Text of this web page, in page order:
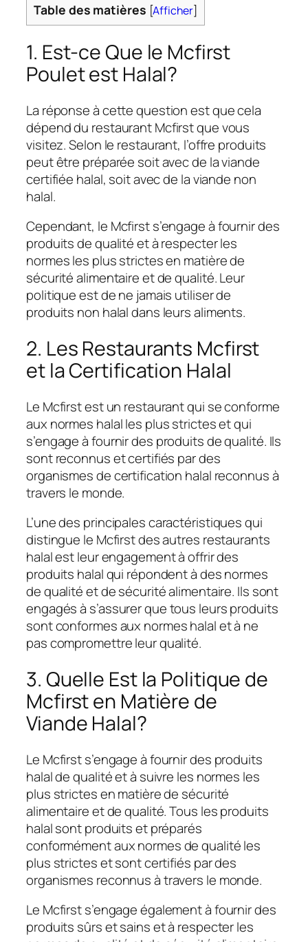
Table des matières [Afficher]
1. Est-ce Que le Mcfirst
Poulet est Halal?
La réponse à cette question est que cela
dépend du restaurant Mcfirst que vous
visitez. Selon le restaurant, l’offre produits
peut être préparée soit avec de la viande
certifiée halal, soit avec de la viande non
halal.
Cependant, le Mcfirst s’engage à fournir des
produits de qualité et à respecter les
normes les plus strictes en matière de
sécurité alimentaire et de qualité. Leur
politique est de ne jamais utiliser de
produits non halal dans leurs aliments.
2. Les Restaurants Mcfirst
et la Certification Halal
Le Mcfirst est un restaurant qui se conforme
aux normes halal les plus strictes et qui
s’engage à fournir des produits de qualité. Ils
sont reconnus et certifiés par des
organismes de certification halal reconnus à
travers le monde.
L’une des principales caractéristiques qui
distingue le Mcfirst des autres restaurants
halal est leur engagement à offrir des
produits halal qui répondent à des normes
de qualité et de sécurité alimentaire. Ils sont
engagés à s’assurer que tous leurs produits
sont conformes aux normes halal et à ne
pas compromettre leur qualité.
3. Quelle Est la Politique de
Mcfirst en Matière de
Viande Halal?
Le Mcfirst s’engage à fournir des produits
halal de qualité et à suivre les normes les
plus strictes en matière de sécurité
alimentaire et de qualité. Tous les produits
halal sont produits et préparés
conformément aux normes de qualité les
plus strictes et sont certifiés par des
organismes reconnus à travers le monde.
Le Mcfirst s’engage également à fournir des
produits sûrs et sains et à respecter les